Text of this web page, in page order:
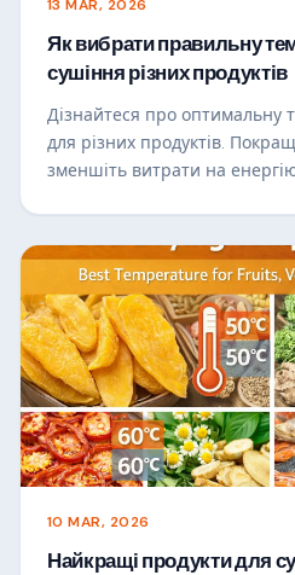
13 MAR, 2026
Як вибрати правильну
сушіння різних продуктів
Дізнайтеся про оптимальну
для різних продуктів.
зменшіть витрати на
10 MAR, 2026
Найкращі продукти для